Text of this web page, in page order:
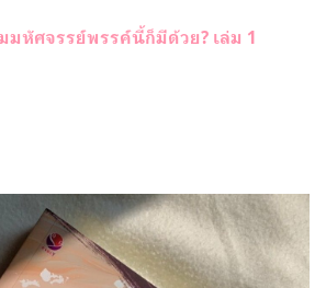
มหัศจรรย์พรรค์นี้ก็มีด้วย? เล่ม 1